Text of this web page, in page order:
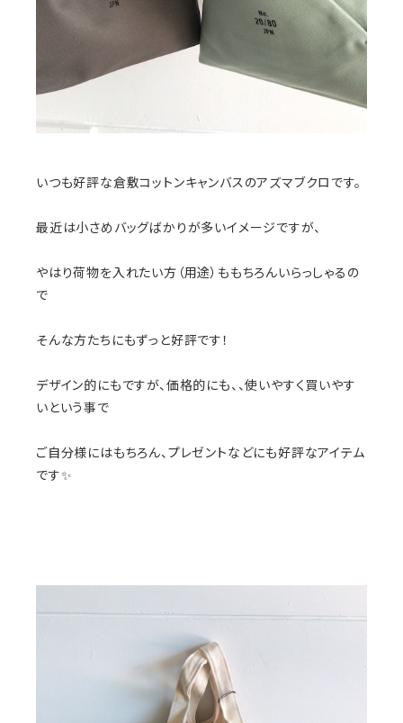
いつも好評な倉敷コットンキャンバスのアズマブクロです。
最近は小さめバッグばかりが多いイメージですが、
やはり荷物を入れたい方（用途）ももちろんいらっしゃるの
で
そんな方たちにもずっと好評です！
デザイン的にもですが、価格的にも、、使いやすく買いやす
いという事で
ご自分様にはもちろん、プレゼントなどにも好評なアイテム
です✨